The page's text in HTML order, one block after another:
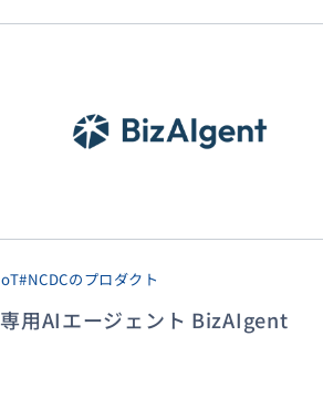
#NCDCのプロダクト
用AIエージェント BizAIgent